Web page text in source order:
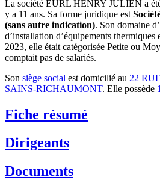
La société EURL HENRY JULIEN a
y a 11 ans. Sa forme juridique est
(sans autre indication). Son domaine
d’installation d’équipements thermiques
2023, elle était catégorisée Petite ou
comptait pas de salariés.
Son siège social est domicilié au 22
SAINS-RICHAUMONT. Elle possède 1
Fiche résumé
Dirigeants
Documents